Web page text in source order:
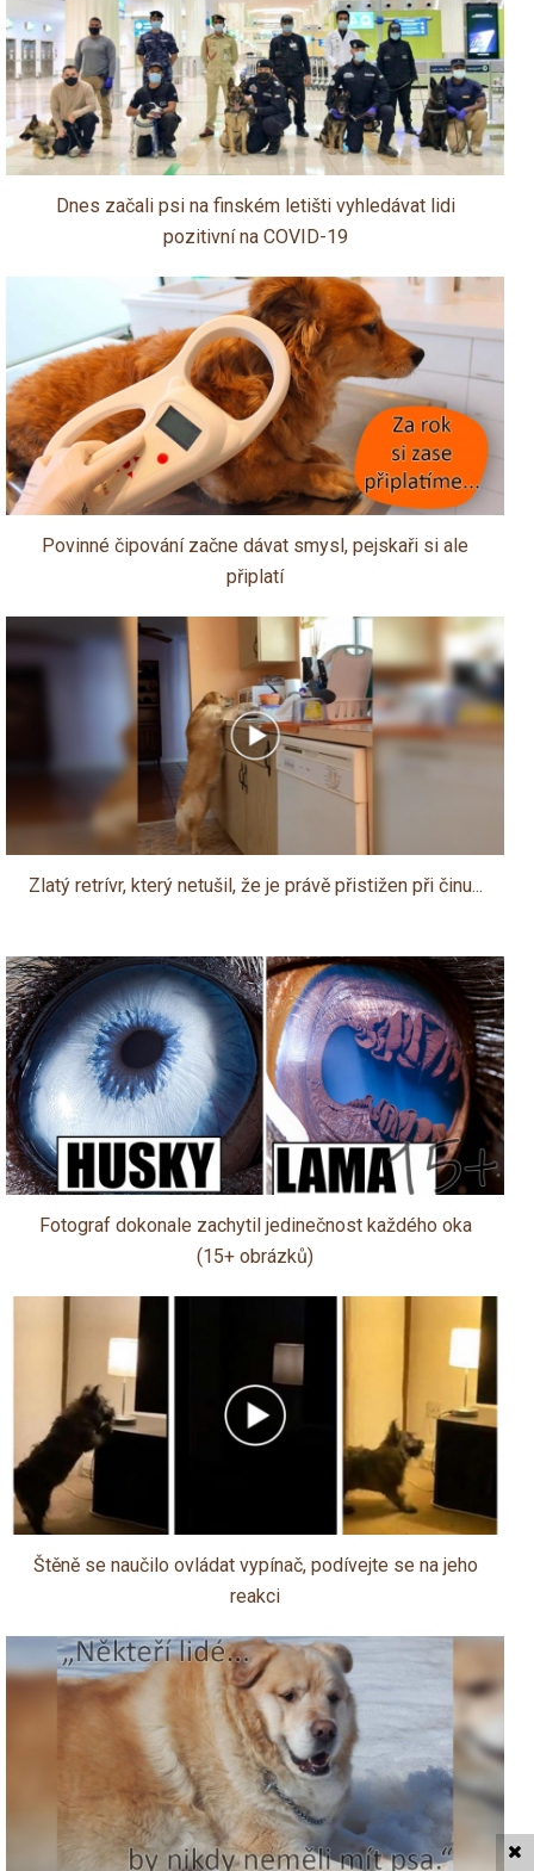
Dnes začali psi na finském letišti vyhledávat lidi
pozitivní na COVID-19
Povinné čipování začne dávat smysl, pejskaři si ale
připlatí
Zlatý retrívr, který netušil, že je právě přistižen při činu...
Fotograf dokonale zachytil jedinečnost každého oka
(15+ obrázků)
Štěně se naučilo ovládat vypínač, podívejte se na jeho
reakci